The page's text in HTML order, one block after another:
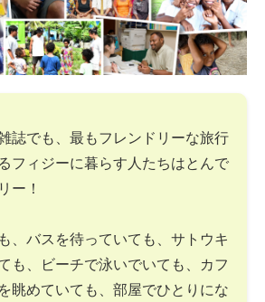
誌でも、最もフレンドリーな旅行
フィジーに暮らす人たちはとんで
ー！
、バスを待っていても、サトウキ
も、ビーチで泳いでいても、カフ
眺めていても、部屋でひとりにな